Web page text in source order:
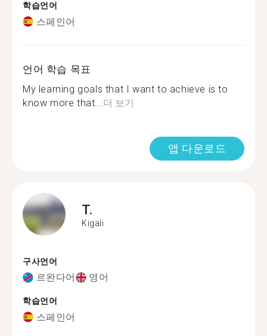
학습언어
스페인어
언어 학습 목표
My learning goals that I want to achieve is to
know more that... 더 보기
앱 다운로드
T.
Kigali
구사언어
르완다어 영어
학습언어
스페인어